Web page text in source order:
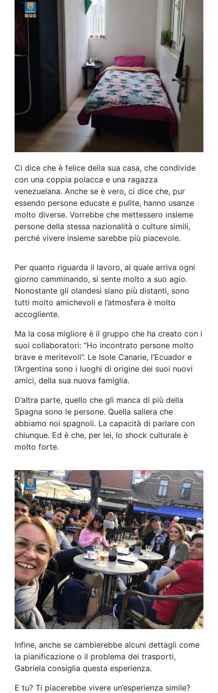
Ci dice che è felice della sua casa, che condivide
con una coppia polacca e una ragazza
venezuelana. Anche se è vero, ci dice che, pur
essendo persone educate e pulite, hanno usanze
molto diverse. Vorrebbe che mettessero insieme
persone della stessa nazionalità o culture simili,
perché vivere insieme sarebbe più piacevole.
Per quanto riguarda il lavoro, al quale arriva ogni
giorno camminando, si sente molto a suo agio.
Nonostante gli olandesi siano più distanti, sono
tutti molto amichevoli e l’atmosfera è molto
accogliente.
Ma la cosa migliore è il gruppo che ha creato con i
suoi collaboratori: “Ho incontrato persone molto
brave e meritevoli”. Le Isole Canarie, l’Ecuador e
l’Argentina sono i luoghi di origine dei suoi nuovi
amici, della sua nuova famiglia.
D’altra parte, quello che gli manca di più della
Spagna sono le persone. Quella saliera che
abbiamo noi spagnoli. La capacità di parlare con
chiunque. Ed è che, per lei, lo shock culturale è
molto forte.
Infine, anche se cambierebbe alcuni dettagli come
la pianificazione o il problema dei trasporti,
Gabriela consiglia questa esperienza.
E tu? Ti piacerebbe vivere un’esperienza simile?